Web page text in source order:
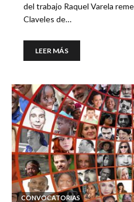
del trabajo Raquel Varela
Claveles de…
LEER MÁS
CONVOCATORIAS